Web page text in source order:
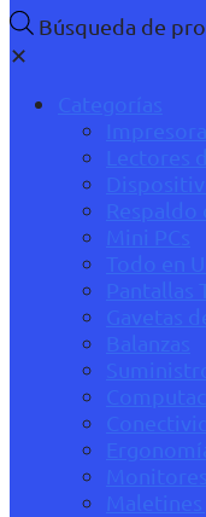
Búsqueda de
✕
Categorías
Lectores
Respaldo
Mini PCs
Todo en
Pantallas
Gavetas
Balanzas
Monitores